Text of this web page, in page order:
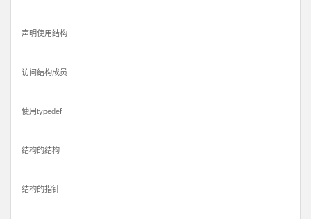
声明使用结构
访问结构成员
使用typedef
结构的结构
结构的指针